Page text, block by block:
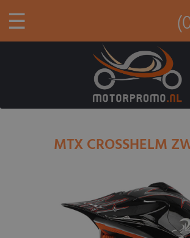
☰
MTX CROSSHELM